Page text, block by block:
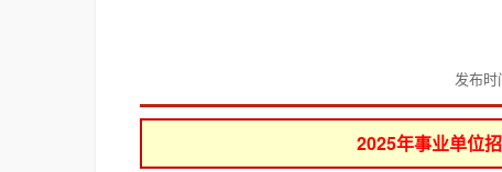
发布时
2025年事业单位